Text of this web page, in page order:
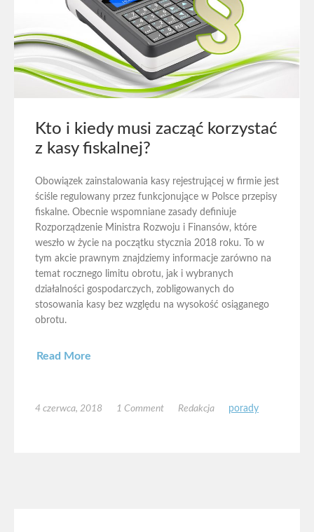
Kto i kiedy musi zacząć korzystać
z kasy fiskalnej?
Obowiązek zainstalowania kasy rejestrującej w firmie jest
ściśle regulowany przez funkcjonujące w Polsce przepisy
fiskalne. Obecnie wspomniane zasady definiuje
Rozporządzenie Ministra Rozwoju i Finansów, które
weszło w życie na początku stycznia 2018 roku. To w
tym akcie prawnym znajdziemy informacje zarówno na
temat rocznego limitu obrotu, jak i wybranych
działalności gospodarczych, zobligowanych do
stosowania kasy bez względu na wysokość osiąganego
obrotu.
Read More
4 czerwca, 2018 1 Comment Redakcja porady